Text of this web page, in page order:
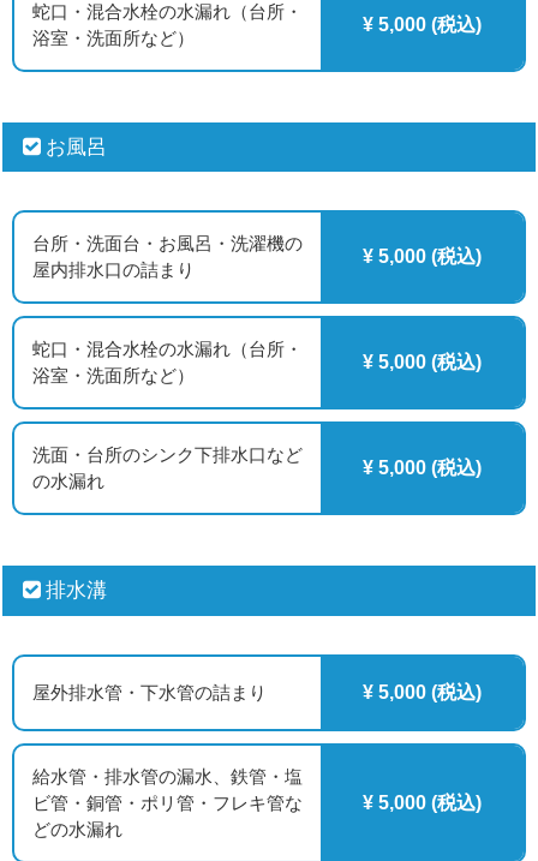
蛇口・混合水栓の水漏れ（台所・
浴室・洗面所など）
¥ 5,000 (税込)
お風呂
台所・洗面台・お風呂・洗濯機の
屋内排水口の詰まり
¥ 5,000 (税込)
蛇口・混合水栓の水漏れ（台所・
浴室・洗面所など）
¥ 5,000 (税込)
洗面・台所のシンク下排水口など
の水漏れ
¥ 5,000 (税込)
排水溝
屋外排水管・下水管の詰まり ¥ 5,000 (税込)
給水管・排水管の漏水、鉄管・塩
ビ管・銅管・ポリ管・フレキ管な
どの水漏れ
¥ 5,000 (税込)